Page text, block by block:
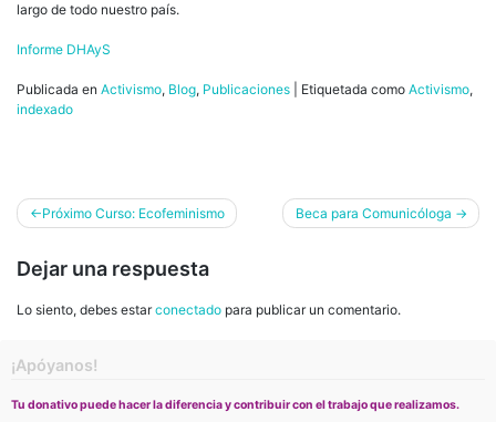
largo de todo nuestro país.
Informe DHAyS
Publicada en Activismo, Blog, Publicaciones Etiquetada como Activismo,
indexado
Navegación
entradas
Próximo Curso: Ecofeminismo Beca para Comunicóloga
Dejar una respuesta
Lo siento, debes estarconectado para publicar un comentario.
¡Apóyanos!
Tu donativo puede hacer la diferencia y contribuir con el trabajo que realizamos.